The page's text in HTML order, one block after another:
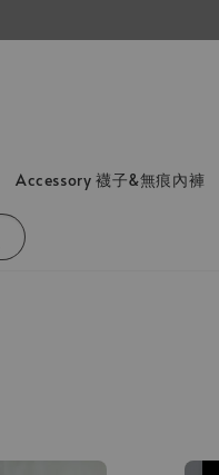
Accessory 襪子&無痕內褲